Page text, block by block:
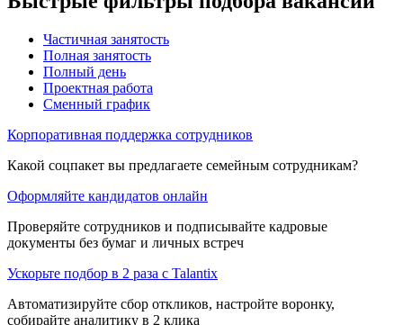
Частичная занятость
Полная занятость
Полный день
Проектная работа
Сменный график
Корпоративная поддержка сотрудников
Какой соцпакет вы предлагаете семейным сотрудникам?
Оформляйте кандидатов онлайн
Проверяйте сотрудников и подписывайте кадровые
документы без бумаг и личных встреч
Ускорьте подбор в 2 раза с Talantix
Автоматизируйте сбор откликов, настройте воронку,
собирайте аналитику в 2 клика